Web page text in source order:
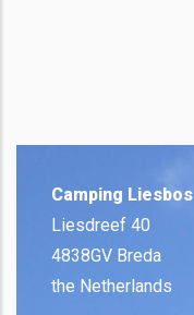
Camping Liesbos
Liesdreef 40
4838GV Breda
the Netherlands